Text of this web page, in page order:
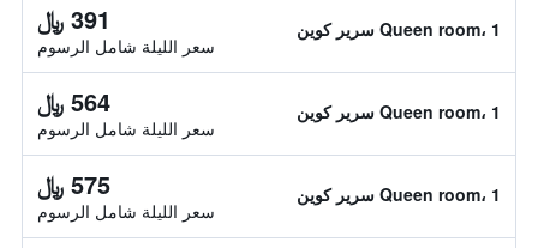
Queen room، 1 سرير كوين 391 ﷼
سعر الليلة شامل الرسوم
Queen room، 1 سرير كوين 564 ﷼
سعر الليلة شامل الرسوم
Queen room، 1 سرير كوين 575 ﷼
سعر الليلة شامل الرسوم